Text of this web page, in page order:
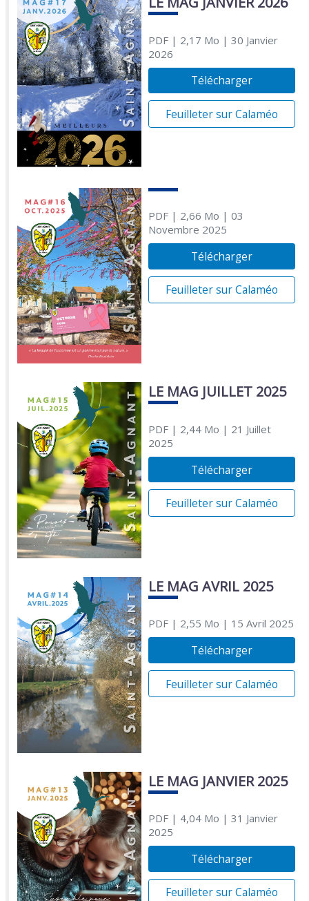
PDF| 2,17 Mo | 30 Janvier
2026
Télécharger
Feuilleter sur Calaméo
PDF| 2,66 Mo | 03
Novembre 2025
Télécharger
Feuilleter sur Calaméo
LE MAG JUILLET 2025
PDF| 2,44 Mo | 21 Juillet
2025
Télécharger
Feuilleter sur Calaméo
LE MAG AVRIL 2025
PDF| 2,55 Mo | 15 Avril 2025
Télécharger
Feuilleter sur Calaméo
LE MAG JANVIER 2025
PDF| 4,04 Mo | 31 Janvier
2025
Télécharger
Feuilleter sur Calaméo